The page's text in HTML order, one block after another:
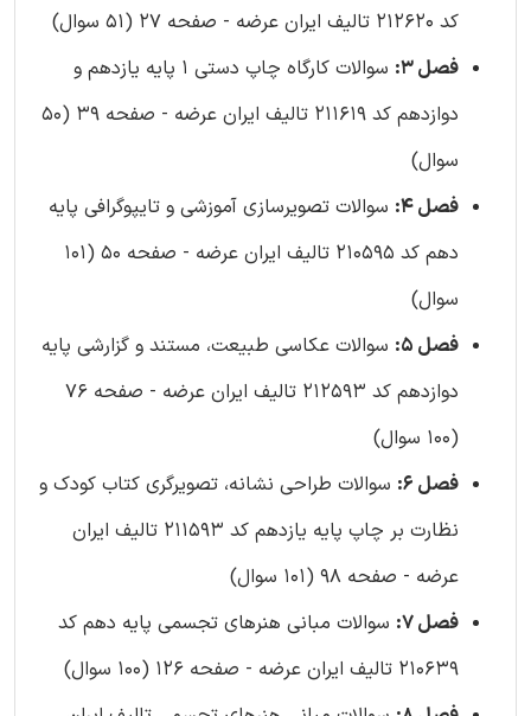
کد 212620 تالیف ایران عرضه - صفحه 27 (51 سوال)
فصل 3:
سوالات کارگاه چاپ دستی 1 پایه یازدهم و
دوازدهم کد 211619 تالیف ایران عرضه - صفحه 39 (50
سوال)
فصل 4:
سوالات تصویرسازی آموزشی و تایپوگرافی پایه
دهم کد 210595 تالیف ایران عرضه - صفحه 50 (101
سوال)
فصل 5:
سوالات عکاسی طبیعت، مستند و گزارشی پایه
دوازدهم کد 212593 تالیف ایران عرضه - صفحه 76
(100 سوال)
فصل 6:
سوالات طراحی نشانه، تصویرگری کتاب کودک و
نظارت بر چاپ پایه یازدهم کد 211593 تالیف ایران
عرضه - صفحه 98 (101 سوال)
فصل 7:
سوالات مبانی هنرهای تجسمی پایه دهم کد
210639 تالیف ایران عرضه - صفحه 126 (100 سوال)